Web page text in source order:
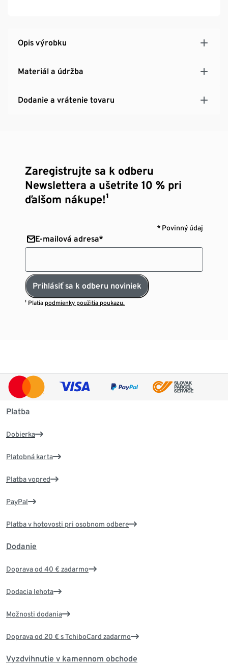
Vlhkosť je odvedená bez škvŕn od potu
Reflexné potlače pre zvýšenú viditeľnosť
vďaka tvarovanému okraju
Opis výrobku
Materiál a údržba
Dodanie a vrátenie tovaru
Zaregistrujte sa k odberu
Newslettera a ušetrite 10 % pri
ďalšom nákupe!¹
* Povinný údaj
E-mailová adresa*
Prihlásiť sa k odberu noviniek
¹ Platia podmienky použitia poukazu.
Platba
Dobierka
Platobná karta
Platba vopred
PayPal
Platba v hotovosti pri osobnom odbere
Dodanie
Doprava od 40 € zadarmo
Dodacia lehota
Možnosti dodania
Doprava od 20 € s TchiboCard zadarmo
Vyzdvihnutie v kamennom obchode